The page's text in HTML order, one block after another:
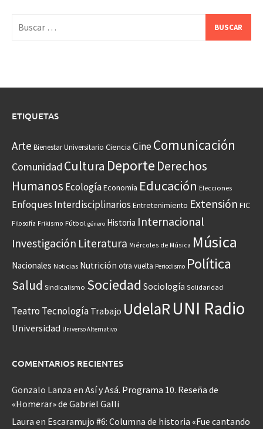
ETIQUETAS
Arte Bienestar Universitario Ciencia CineComunicación
Comunidad Cultura Deporte Derechos
Humanos EcologíaEconomía Educación Elecciones
Enfoques Interdisciplinarios Entretenimiento Extensión FIC
Filosofía Frikismo Fútbol género Historia Internacional
Investigación Literatura Miércoles de Música Música
Nacionales Noticias Nutrición otra vuelta Periodismo Política
Salud Sindicalismo Sociedad Sociología Solidaridad
Teatro Tecnología Trabajo UdelaR UNI Radio
Universidad Universo Alternativo
COMENTARIOS RECIENTES
Gonzalo Lanza en Así y Asá. Programa 10. Reseña de
«Homerar» de Gabriel Galli
Laura en Escaramujo #6: Columna de historia «Fue cantando